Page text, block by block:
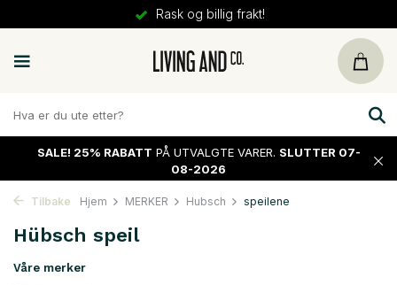
Rask og billig frakt!
SALE! 25% RABATT PÅ UTVALGTE VARER. SLUTTER 07-
08-2026
Tilbake Hjem MERKER Hubsch speilene
Hübsch speil
Våre merker